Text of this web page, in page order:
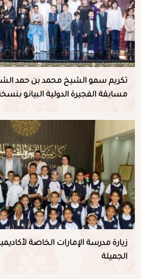
تكريم سمو الشيخ محمد بن حمد
مسابقة الفجيرة الدولية البيانو
زيارة مدرسة الإمارات الخاصة
الجميلة